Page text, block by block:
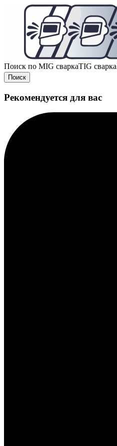
Поиск по MIG сваркаTIG сварка
Поиск
Рекомендуется для вас